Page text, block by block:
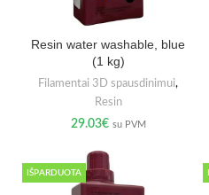
Resin water washable, blue
(1 kg)
Filamentai 3D spausdinimui,
Resin
29.03€ su PVM
IŠPARDUOTA